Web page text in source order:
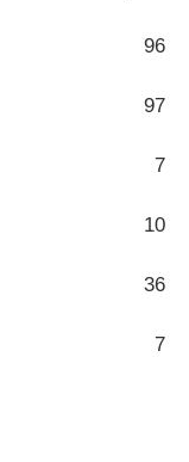
96
97
7
10
36
7